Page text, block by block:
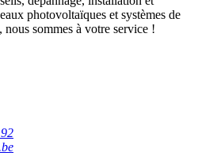
photovoltaïques et systèmes de
sommes à votre service !